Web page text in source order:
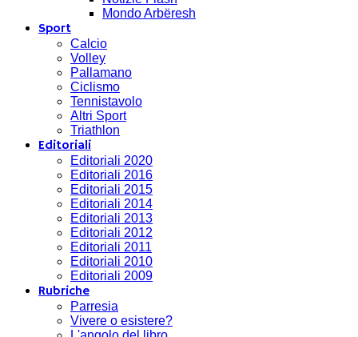
Mondo Arbëresh
Sport
Calcio
Volley
Pallamano
Ciclismo
Tennistavolo
Altri Sport
Triathlon
Editoriali
Editoriali 2020
Editoriali 2016
Editoriali 2015
Editoriali 2014
Editoriali 2013
Editoriali 2012
Editoriali 2011
Editoriali 2010
Editoriali 2009
Rubriche
Parresia
Vivere o esistere?